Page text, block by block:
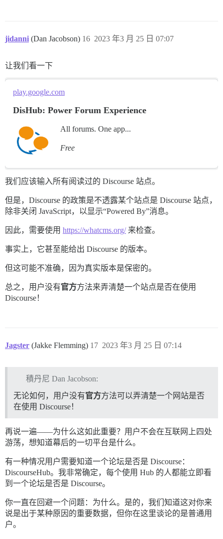
jidanni (Dan Jacobson) 2023 年3 月 25 日 07:07
16
让我们看一下
play.google.com
DisHub: Power Forum Experience
All forums. One app...
Free
我们应该输入所有阅读过的 Discourse 站点。
但是，Discourse 的政策是不透露某个站点是 Discourse 站点，
除非关闭 JavaScript，以显示“Powered By”消息。
因此，需要使用 https://whatcms.org/来检查。
事实上，它甚至能给出 Discourse 的版本。
但这可能不准确，因为真实版本是保密的。
总之，用户没有官方方法来弄清楚一个站点是否在使用
Discourse！
Jagster (Jakke Flemming) 2023 年3 月 25 日 07:14
17
積丹尼 Dan Jacobson:
无论如何，用户没有官方方法可以弄清楚一个网站是否
在使用 Discourse！
再说一遍——为什么这如此重要？用户不会在互联网上四处
游荡，想知道幕后的一切平台是什么。
有一种情况用户需要知道一个论坛是否是 Discourse：
DiscourseHub。我非常确定，每个使用 Hub 的人都能立即看
到一个论坛是否是 Discourse。
你一直在回避一个问题：为什么。是的，我们知道这对你来
说是出于某种原因的重要数据，但你在这里谈论的是普通用
户。